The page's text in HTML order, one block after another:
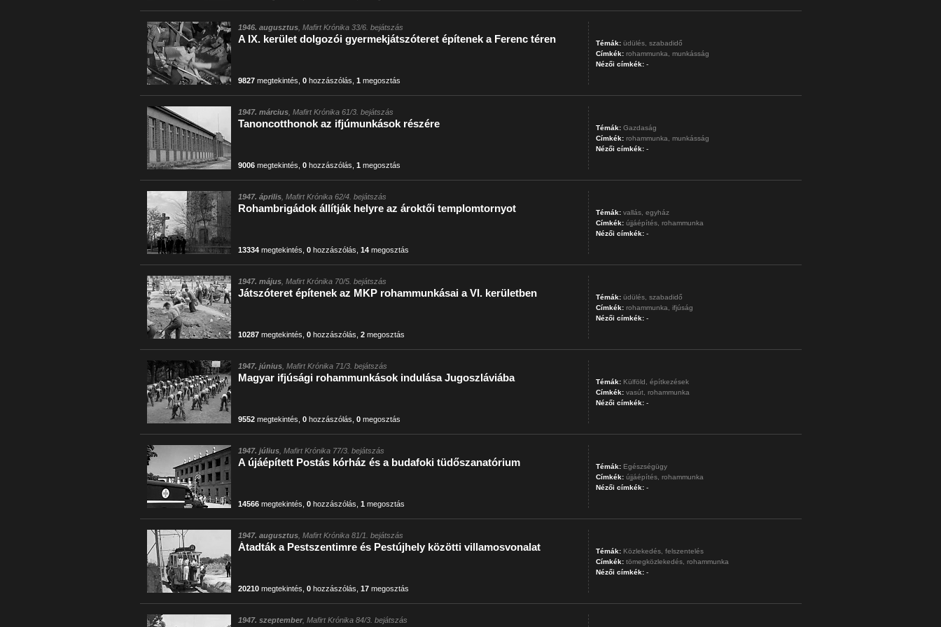
1946. augusztus, Mafirt Krónika 33/6. bejátszás
A IX. kerület dolgozói gyermekjátszóteret építenek a Ferenc téren
9827megtekintés 0hozzászólás 1 megosztás
Témák: üdülés, szabadidő
Címkék: rohammunka,
munkásság
Nézői címkék:-
1947. március, Mafirt Krónika 61/3. bejátszás
Tanoncotthonok az ifjúmunkások részére
9006megtekintés 0hozzászólás 1 megosztás
Témák: Gazdaság
Címkék: rohammunka,
munkásság
Nézői címkék:-
1947. április, Mafirt Krónika 62/4. bejátszás
Rohambrigádok állítják helyre az ároktői templomtornyot
13334megtekintés 0hozzászólás 14megosztás
Témák: vallás, egyház
Címkék: újjáépítés, rohammunka
Nézői címkék:-
1947. május, Mafirt Krónika 70/5. bejátszás
Játszóteret építenek az MKP rohammunkásai a VI. kerületben
10287megtekintés 0hozzászólás 2megosztás
Témák: üdülés, szabadidő
Címkék: rohammunka,
ifjúság
Nézői címkék:-
1947. június, Mafirt Krónika 71/3. bejátszás
Magyar ifjúsági rohammunkások indulása Jugoszláviába
9552megtekintés 0hozzászólás 0megosztás
Témák: Külföld,
építkezések
Címkék: vasút, rohammunka
Nézői címkék:-
1947. július, Mafirt Krónika 77/3. bejátszás
A újáépített Postás kórház és a budafoki tüdőszanatórium
14566megtekintés 0hozzászólás 1 megosztás
Témák: Egészségügy
Címkék: újjáépítés, rohammunka
Nézői címkék:-
1947. augusztus, Mafirt Krónika 81/1. bejátszás
Átadták a Pestszentimre és Pestújhely közötti villamosvonalat
20210megtekintés 0hozzászólás 17megosztás
Témák: Közlekedés, felszentelés
Címkék: tömegközlekedés, rohammunka
Nézői címkék:-
1947. szeptember, Mafirt Krónika 84/3. bejátszás